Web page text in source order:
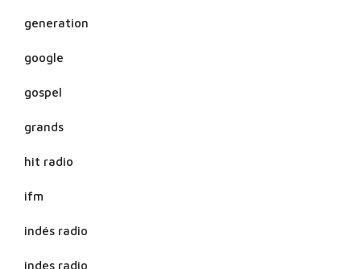
generation
google
gospel
grands
hit radio
ifm
indés radio
indes radio